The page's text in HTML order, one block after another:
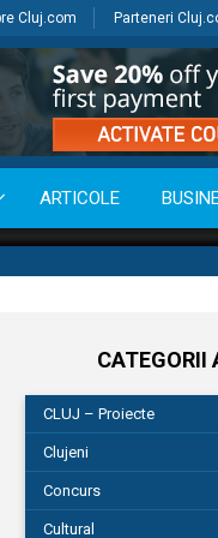
Cluj.com Parteneri
ARTICOLE
CATEGORII
CLUJ – Proiecte
Clujeni
Concurs
Cultural